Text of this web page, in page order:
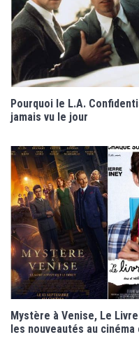
Pourquoi le L.A.
jamais vu le jour
Mystère à Venise, Le
les nouveautés au